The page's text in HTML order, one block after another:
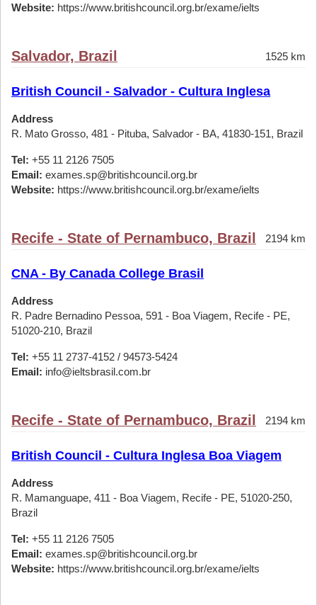
Website: https://www.britishcouncil.org.br/exame/ielts
Salvador, Brazil 1525 km
British Council - Salvador - Cultura Inglesa
Address
R. Mato Grosso, 481 - Pituba, Salvador - BA, 41830-151, Brazil
Tel: +55 11 2126 7505
Email: exames.sp@britishcouncil.org.br
Website: https://www.britishcouncil.org.br/exame/ielts
Recife - State of Pernambuco, Brazil 2194 km
CNA - By Canada College Brasil
Address
R. Padre Bernadino Pessoa, 591 - Boa Viagem, Recife - PE,
51020-210, Brazil
Tel: +55 11 2737-4152 / 94573-5424
Email: info@ieltsbrasil.com.br
Recife - State of Pernambuco, Brazil 2194 km
British Council - Cultura Inglesa Boa Viagem
Address
R. Mamanguape, 411 - Boa Viagem, Recife - PE, 51020-250,
Brazil
Tel: +55 11 2126 7505
Email: exames.sp@britishcouncil.org.br
Website: https://www.britishcouncil.org.br/exame/ielts